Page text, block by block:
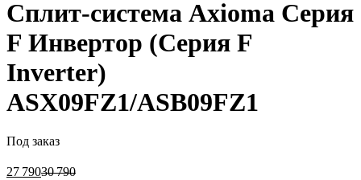
Сплит-система Axioma Серия
F Инвертор (Серия F
Inverter)
ASX09FZ1/ASB09FZ1
Под заказ
27 79030 790